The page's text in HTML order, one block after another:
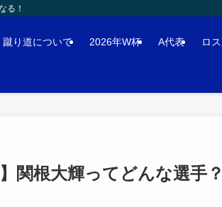
る！
蹴り道について 2026年W杯 A代表 ロ
】関根大輝ってどんな選手